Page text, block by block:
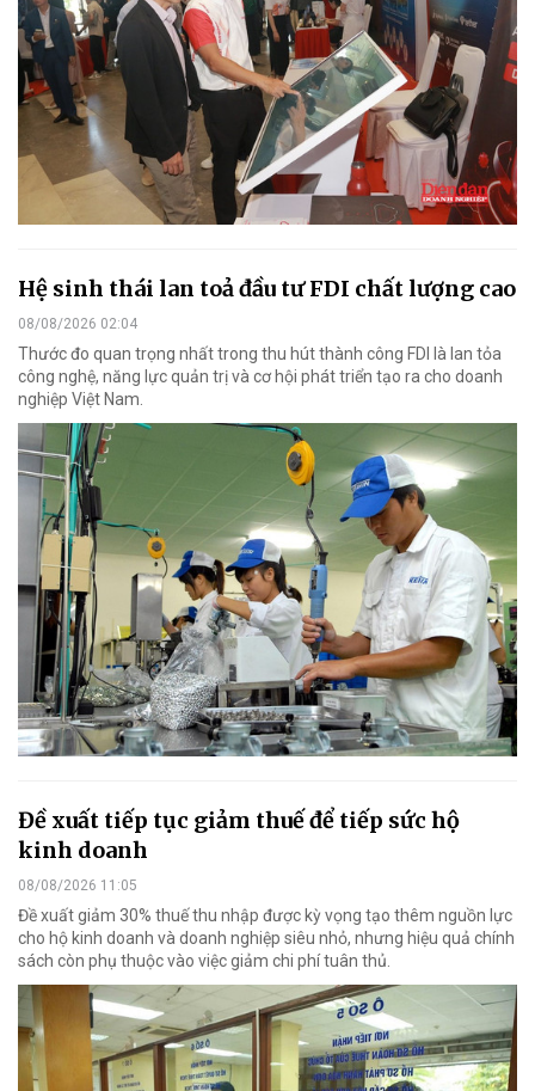
Hệ sinh thái lan toả đầu tư FDI chất lượng cao
08/08/2026 02:04
Thước đo quan trọng nhất trong thu hút thành công FDI là lan tỏa
công nghệ, năng lực quản trị và cơ hội phát triển tạo ra cho doanh
nghiệp Việt Nam.
Đề xuất tiếp tục giảm thuế để tiếp sức hộ
kinh doanh
08/08/2026 11:05
Đề xuất giảm 30% thuế thu nhập được kỳ vọng tạo thêm nguồn lực
cho hộ kinh doanh và doanh nghiệp siêu nhỏ, nhưng hiệu quả chính
sách còn phụ thuộc vào việc giảm chi phí tuân thủ.